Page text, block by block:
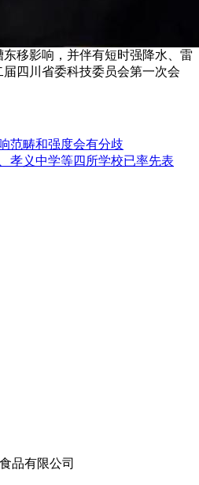
移影响，并伴有短时强降水、雷
四川省委科技委员会第一次会
范畴和强度会有分歧
孝义中学等四所学校已率先表
品有限公司